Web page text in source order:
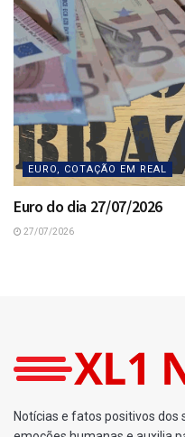
EURO, COTAÇÃO EM REAL
Euro do dia 27/07/2026
27/07/2026
Home Loterias
Ganhadores